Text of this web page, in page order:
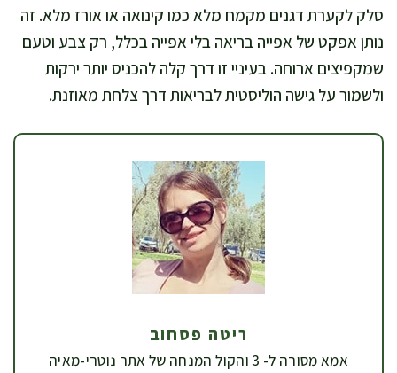
סלק לקערת דגנים מקמח מלא כמו קינואה או אורז מלא. זה
נותן אפקט של אפייה בריאה בלי אפייה בכלל, רק צבע וטעם
שמקפיצים ארוחה. בעיניי זו דרך קלה להכניס יותר ירקות
ולשמור על גישה הוליסטית לבריאות דרך צלחת מאוזנת.
ריטה פסחוב
אמא מסורה ל- 3 והקול המנחה של אתר נוטרי-מאיה